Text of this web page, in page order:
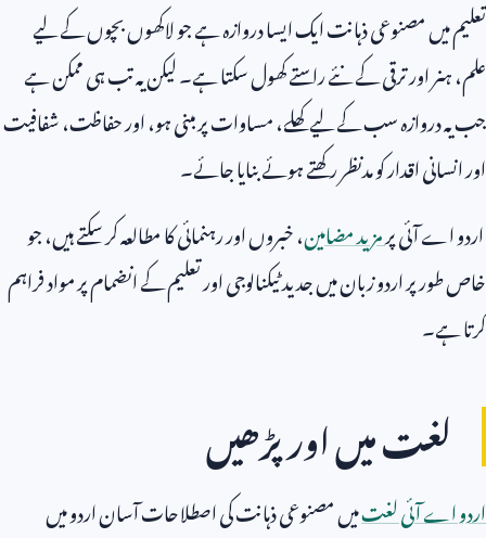
تعلیم میں مصنوعی ذہانت ایک ایسا دروازہ ہے جو لاکھوں بچوں کے لیے
علم، ہنر اور ترقی کے نئے راستے کھول سکتا ہے۔ لیکن یہ تب ہی ممکن ہے
جب یہ دروازہ سب کے لیے کھلے، مساوات پر مبنی ہو، اور حفاظت، شفافیت
اور انسانی اقدار کو مدنظر رکھتے ہوئے بنایا جائے۔
اردو اے آئی پرمزید مضامین، خبروں اور رہنمائی کا مطالعہ کر سکتے ہیں، جو
خاص طور پر اردو زبان میں جدید ٹیکنالوجی اور تعلیم کے انضمام پر مواد فراہم
کرتا ہے۔
لغت میں اور پڑھیں
اردو اے آئی لغتمیں مصنوعی ذہانت کی اصطلاحات آسان اردو میں